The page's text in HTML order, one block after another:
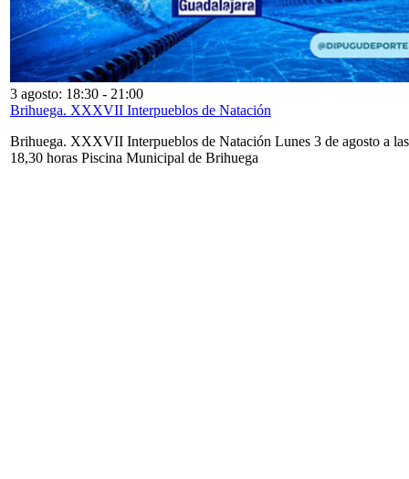
3 agosto: 18:30 - 21:00
Brihuega. XXXVII Interpueblos de Natación
Brihuega. XXXVII Interpueblos de Natación Lunes 3 de agosto a las
18,30 horas Piscina Municipal de Brihuega